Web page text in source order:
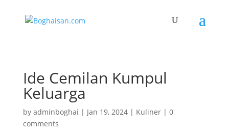
Ide Cemilan Kumpul
Keluarga
by adminboghai | Jan 19, 2024| Kuliner| 0
comments